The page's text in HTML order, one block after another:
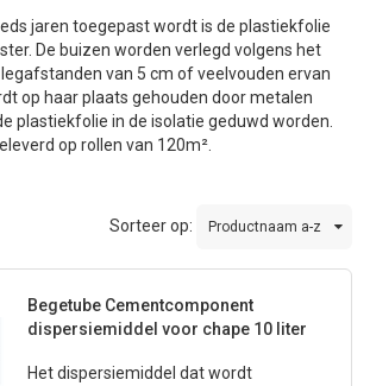
jaren toegepast wordt is de plastiekfolie
De buizen worden verlegd volgens het
van 5 cm of veelvouden ervan
op haar plaats gehouden door metalen
plastiekfolie in de isolatie geduwd worden.
op rollen van 120m².
Sorteer op: Productnaam a-z
Begetube Cementcomponent
dispersiemiddel voor chape 10 liter
Het dispersiemiddel dat wordt